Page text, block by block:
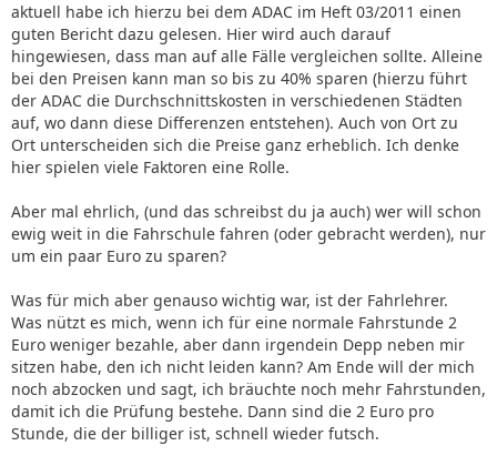
aktuell habe ich hierzu bei dem ADAC im Heft 03/2011 einen
guten Bericht dazu gelesen. Hier wird auch darauf
hingewiesen, dass man auf alle Fälle vergleichen sollte. Alleine
bei den Preisen kann man so bis zu 40% sparen (hierzu führt
der ADAC die Durchschnittskosten in verschiedenen Städten
auf, wo dann diese Differenzen entstehen). Auch von Ort zu
Ort unterscheiden sich die Preise ganz erheblich. Ich denke
hier spielen viele Faktoren eine Rolle.
Aber mal ehrlich, (und das schreibst du ja auch) wer will schon
ewig weit in die Fahrschule fahren (oder gebracht werden), nur
um ein paar Euro zu sparen?
Was für mich aber genauso wichtig war, ist der Fahrlehrer.
Was nützt es mich, wenn ich für eine normale Fahrstunde 2
Euro weniger bezahle, aber dann irgendein Depp neben mir
sitzen habe, den ich nicht leiden kann? Am Ende will der mich
noch abzocken und sagt, ich bräuchte noch mehr Fahrstunden,
damit ich die Prüfung bestehe. Dann sind die 2 Euro pro
Stunde, die der billiger ist, schnell wieder futsch.